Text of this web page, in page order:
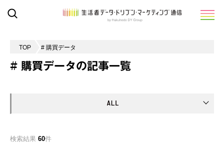
TOP # 購買データ
# 購買データの記事一覧
検索結果 60件